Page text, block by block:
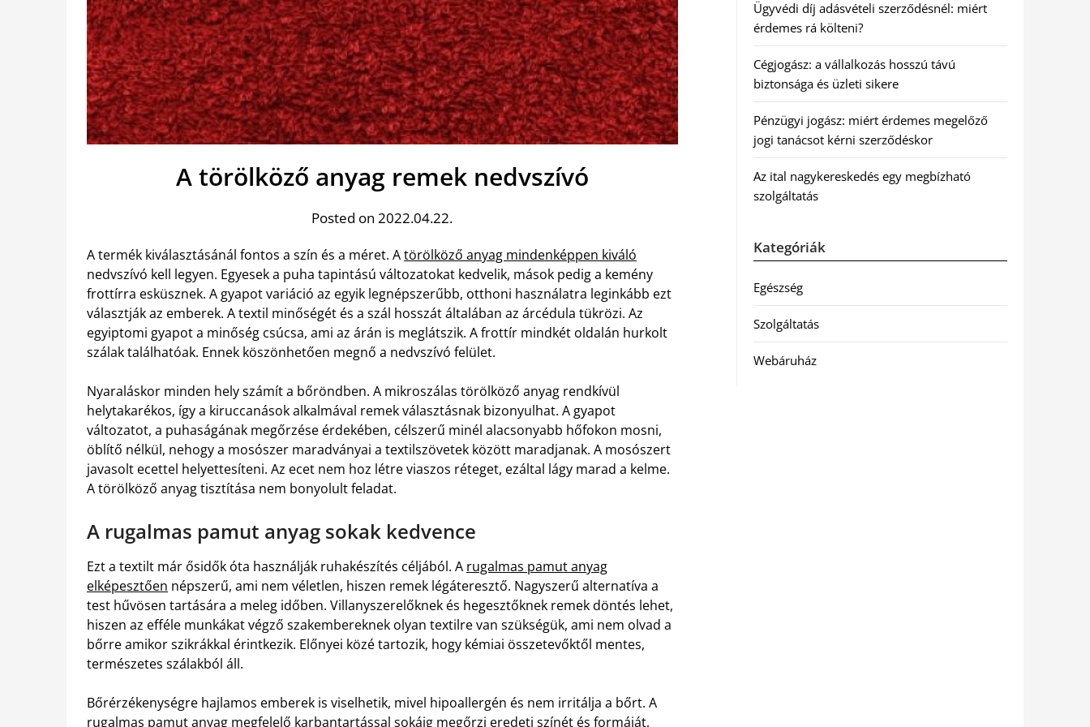
A törölköző anyag remek nedvszívó
Posted on 2022.04.22.
A termék kiválasztásánál fontos a szín és a méret. Atörölköző anyag mindenképpen kiváló
nedvszívó kell legyen. Egyesek a puha tapintású változatokat kedvelik, mások pedig a kemény
frottírra esküsznek. A gyapot variáció az egyik legnépszerűbb, otthoni használatra leginkább ezt
választják az emberek. A textil minőségét és a szál hosszát általában az árcédula tükrözi. Az
egyiptomi gyapot a minőség csúcsa, ami az árán is meglátszik. A frottír mindkét oldalán hurkolt
szálak találhatóak. Ennek köszönhetően megnő a nedvszívó felület.
Nyaraláskor minden hely számít a bőröndben. A mikroszálas törölköző anyag rendkívül
helytakarékos, így a kiruccanások alkalmával remek választásnak bizonyulhat. A gyapot
változatot, a puhaságának megőrzése érdekében, célszerű minél alacsonyabb hőfokon mosni,
öblítő nélkül, nehogy a mosószer maradványai a textilszövetek között maradjanak. A mosószert
javasolt ecettel helyettesíteni. Az ecet nem hoz létre viaszos réteget, ezáltal lágy marad a kelme.
A törölköző anyag tisztítása nem bonyolult feladat.
A rugalmas pamut anyag sokak kedvence
Ezt a textilt már ősidők óta használják ruhakészítés céljából. A rugalmas pamut anyag
elképesztően népszerű, ami nem véletlen, hiszen remek légáteresztő. Nagyszerű alternatíva a
test hűvösen tartására a meleg időben. Villanyszerelőknek és hegesztőknek remek döntés lehet,
hiszen az efféle munkákat végző szakembereknek olyan textilre van szükségük, ami nem olvad a
bőrre amikor szikrákkal érintkezik. Előnyei közé tartozik, hogy kémiai összetevőktől mentes,
természetes szálakból áll.
Bőrérzékenységre hajlamos emberek is viselhetik, mivel hipoallergén és nem irritálja a bőrt. A
rugalmas pamut anyag megfelelő karbantartással sokáig megőrzi eredeti színét és formáját,
Ügyvédi díj adásvételi szerződésnél: miért
érdemes rá költeni?
Cégjogász: a vállalkozás hosszú távú
biztonsága és üzleti sikere
Pénzügyi jogász: miért érdemes megelőző
jogi tanácsot kérni szerződéskor
Az ital nagykereskedés egy megbízható
szolgáltatás
Kategóriák
Egészség
Szolgáltatás
Webáruház